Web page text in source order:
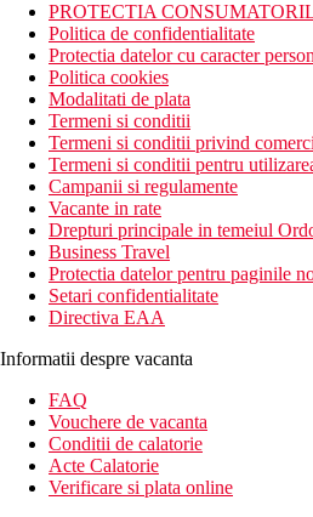
PROTECTIA
Politica de confidentialitate
Protectia datelor cu caracter
Politica cookies
Modalitati de plata
Termeni si conditii
Termeni si conditii privind
Termeni si conditii pentru
Campanii si regulamente
Vacante in rate
Drepturi principale in temeiul
Business Travel
Protectia datelor pentru paginile
Setari confidentialitate
Directiva EAA
Informatii despre vacanta
FAQ
Vouchere de vacanta
Conditii de calatorie
Acte Calatorie
Verificare si plata online